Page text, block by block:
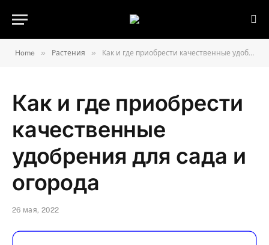
Home » Растения » Как и где приобрести качественные удобрения для сада и огорода
Как и где приобрести
качественные
удобрения для сада и
огорода
26 мая, 2022